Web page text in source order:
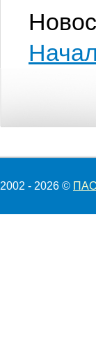
2002 - 2026 ©